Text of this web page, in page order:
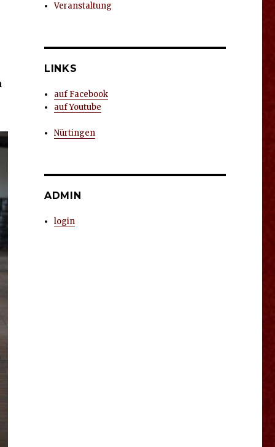
Veranstaltung
LINKS
auf Facebook
auf Youtube
Nürtingen
ADMIN
login